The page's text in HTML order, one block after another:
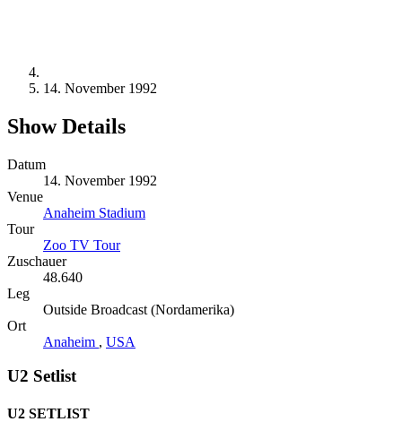
14. November 1992
Show Details
Datum
14. November 1992
Venue
Anaheim Stadium
Tour
Zoo TV Tour
Zuschauer
48.640
Leg
Outside Broadcast (Nordamerika)
Ort
Anaheim , USA
U2 Setlist
U2 SETLIST